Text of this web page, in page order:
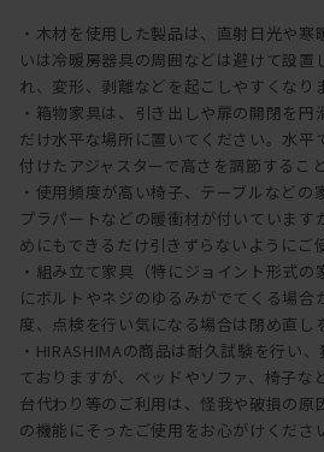
・木材を使用した製品は、直射日光や
いは冷暖房器具の周囲などは避けて設置
れ、変形、剥離などを起こしやすくなり
・箱物家具は、引き出しや扉の開閉を
だけ水平な場所に置いてください。水平
付けたアジャスターで高さを調節するこ
・使用頻度が高い椅子、テーブルなど
プラパートなどの暖衝材が付いています
めにもできるだけ引きずらないようにご
・組み立て家具（特にジョイント形式
にボルトやネジのゆるみがでてくる場合
度、点検を行い気になる場合は閉め直し
・HIRASHIMAの商品は耐久試験を行い
ておりますが、ベッドやソファ、椅子な
台代わり等のご利用は、怪我や破損の原
の機能にそったご使用をお心がけくださ